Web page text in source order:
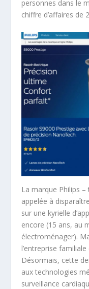
personnes dans le
chiffre d’affaires de
La marque Philips
appelée à
sur une kyrielle
encore (15 ans, au
électroménager).
l’entreprise
Désormais, cette
aux technologies
surveillance